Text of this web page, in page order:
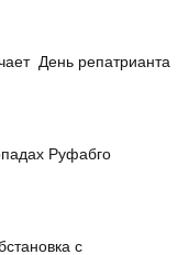
День репатрианта
Руфабго
с